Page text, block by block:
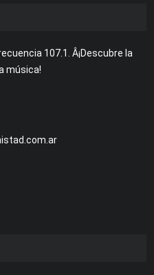
107.1. Â¡Descubre la
música!